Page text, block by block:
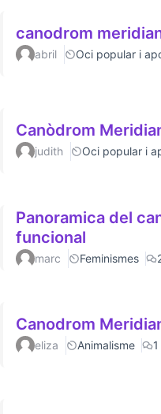
canodrom
abril Oci popular i
Canòdrom
judith Oci popular i
Panoramica del
funcional
marc Feminismes
Canodrom
eliza Animalisme 1